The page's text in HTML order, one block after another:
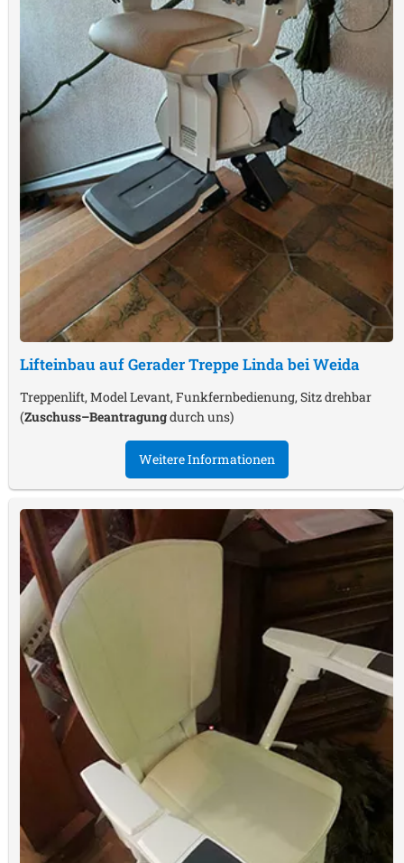
Lifteinbau auf Gerader TreppeLinda bei Weida
Treppenlift, Model Levant, Funkfernbedienung, Sitz drehbar
(Zuschuss–Beantragungdurch uns)
Weitere Informationen